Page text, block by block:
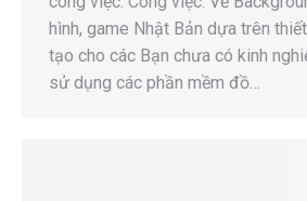
hình, game Nhật Bản dựa trên
tạo cho các Bạn chưa có kinh
sử dụng các phần mềm đồ…